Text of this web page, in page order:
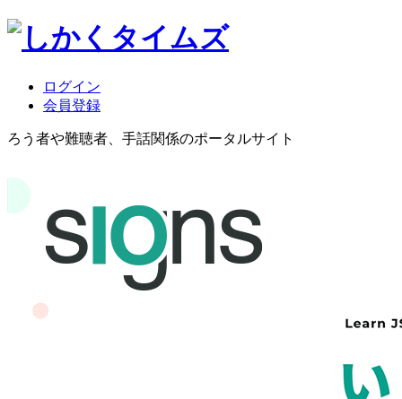
ログイン
会員登録
ろう者や難聴者、手話関係のポータルサイト